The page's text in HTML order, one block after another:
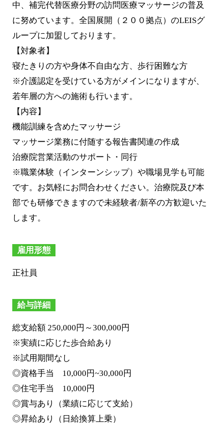
中、補完代替医療分野の訪問医療マッサージの普及
に努めています。全国展開（２００拠点）のLEISグ
ループに加盟しております。
【対象者】
寝たきりの方や身体不自由な方、歩行困難な方
※介護認定を受けている方がメインになりますが、
若年層の方への施術も行います。
【内容】
機能訓練を含めたマッサージ
マッサージ業務に付随する報告書関連の作成
治療院営業活動のサポート・同行
※職業体験（インターンシップ）や職場見学も可能
です。お気軽にお問合わせください。治療院及び本
部でも研修できますので未経験者/新卒の方歓迎いた
します。
雇用形態
正社員
給与詳細
総支給額 250,000円～300,000円
※実績に応じた歩合給あり
※試用期間なし
◎資格手当 10,000円~30,000円
◎住宅手当 10,000円
◎賞与あり（業績に応じて支給）
◎昇給あり（日給換算上乗）